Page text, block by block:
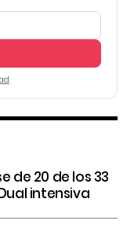
de 20 de los 33
intensiva